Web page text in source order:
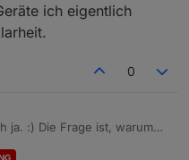
ich eigentlich
0
ja. :) Die Frage ist, warum